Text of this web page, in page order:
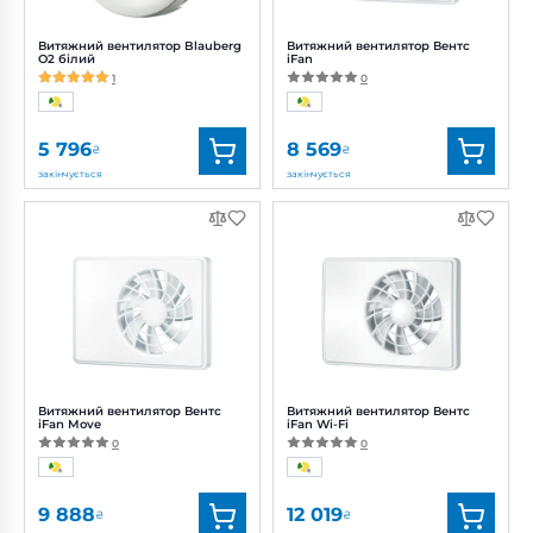
Витяжний вентилятор Blauberg
O2 білий
1
5 796₴
закінчується
Blauberg
125/100 мм
Потужність: 2.7, 2.9 Вт
Витяжний вентилятор Вентс
iFan
0
8 569₴
закінчується
Вентс
Діаметр:
100, 125 мм
Потужність:
Витяжний вентилятор Вентс
iFan Move
0
9 888₴
Витяжний вентилятор Вентс
iFan Wi-Fi
0
12 019₴